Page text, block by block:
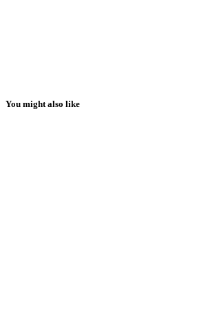
You might also like